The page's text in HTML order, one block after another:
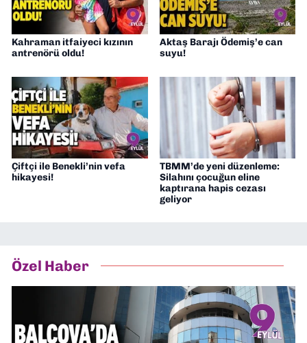
Kahraman itfaiyeci kızının
antrenörü oldu!
Aktaş Barajı Ödemiş’e can
suyu!
Çiftçi ile Benekli’nin vefa
hikayesi!
TBMM’de yeni düzenleme:
Silahını çocuğun eline
kaptırana hapis cezası
geliyor
Özel Haber